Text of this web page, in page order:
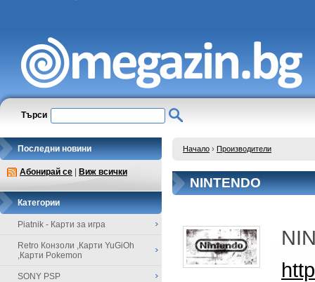
Търси
Последни новини
Абонирай се Виж всички
Категории
Piatnik - Карти за игра
Retro Конзоли ,Карти YuGiOh
,Карти Pokemon
SONY PSP
Начало › Производители
NINTENDO